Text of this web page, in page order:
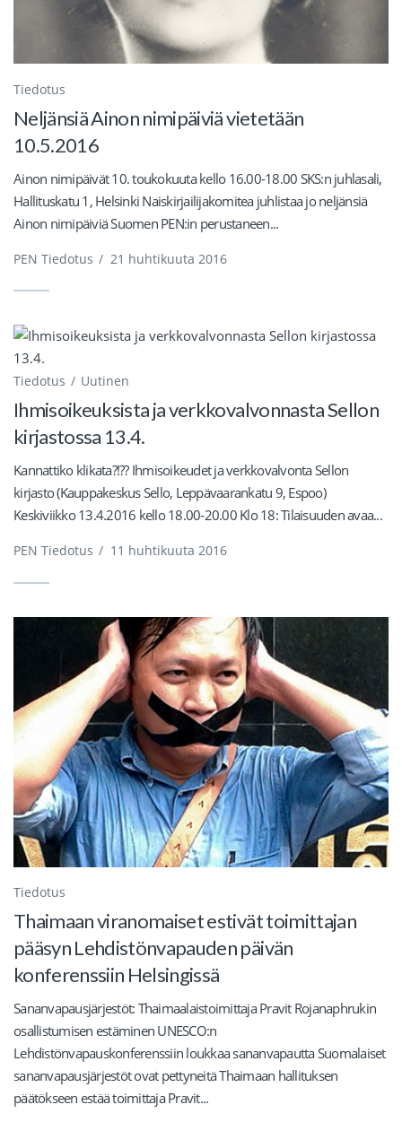
Tiedotus
Neljänsiä Ainon nimipäiviä vietetään
10.5.2016
Ainon nimipäivät 10. toukokuuta kello 16.00-18.00 SKS:n juhlasali,
Hallituskatu 1, Helsinki Naiskirjailijakomitea juhlistaa jo neljänsiä
Ainon nimipäiviä Suomen PEN:in perustaneen...
PEN Tiedotus / 21 huhtikuuta 2016
Tiedotus Uutinen
Ihmisoikeuksista ja verkkovalvonnasta Sellon
kirjastossa 13.4.
Kannattiko klikata?!?? Ihmisoikeudet ja verkkovalvonta Sellon
kirjasto (Kauppakeskus Sello, Leppävaarankatu 9, Espoo)
Keskiviikko 13.4.2016 kello 18.00-20.00 Klo 18: Tilaisuuden avaa...
PEN Tiedotus / 11 huhtikuuta 2016
Tiedotus
Thaimaan viranomaiset estivät toimittajan
pääsyn Lehdistönvapauden päivän
konferenssiin Helsingissä
Sananvapausjärjestöt: Thaimaalaistoimittaja Pravit Rojanaphrukin
osallistumisen estäminen UNESCO:n
Lehdistönvapauskonferenssiin loukkaa sananvapautta Suomalaiset
sananvapausjärjestöt ovat pettyneitä Thaimaan hallituksen
päätökseen estää toimittaja Pravit...